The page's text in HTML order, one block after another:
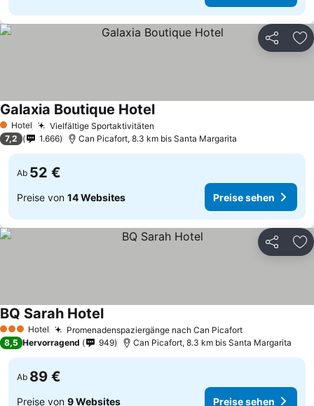
Teilen
1 Sterne
Hotel Vielfältige Sportaktivitäten
Galaxia Boutique Hotel
7,2 1.666 Can Picafort, 8.3 km bis Santa Margarita
Ab 52 €
Preise von 14 Websites Preise sehen
Teilen
3 SterneHotel Promenadenspaziergänge nach Can Picafort
BQ Sarah Hotel
8,5 Hervorragend 949 Can Picafort, 8.3 km bis Santa Margarita
Ab 89 €
Preise von 9 Websites Preise sehen